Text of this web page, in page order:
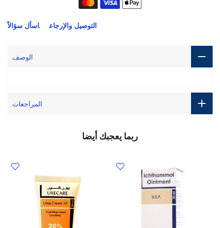
التوصيل والإرجاع اسأل سؤالاً
الوصف
المراجعات
ربما يعجبك أيضا